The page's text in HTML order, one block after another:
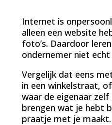
Internet is
alleen een website
foto’s. Daardoor
ondernemer niet echt
Vergelijk dat eens
in een winkelstraat,
waar de eigenaar
brengen wat je hebt
praatje met je maakt.